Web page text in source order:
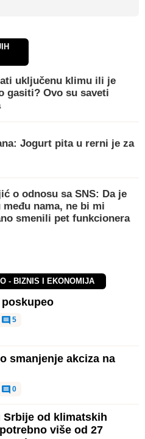
uključenu klimu ili je
gasiti? Ovo su saveti
Jogurt pita u rerni je za
o odnosu sa SNS: Da je
među nama, ne bi mi
smenili pet funkcionera
- BIZNIS I EKONOMIJA
5
smanjenje akciza na
0
Srbije od klimatskih
više od 27